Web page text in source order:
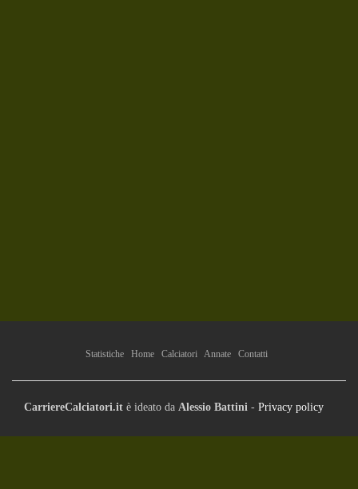
Statistiche Home Calciatori Annate Contatti
CarriereCalciatori.it è ideato da Alessio Battini - Privacy policy